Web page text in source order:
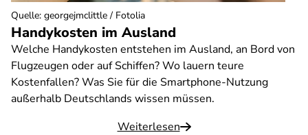
Handykosten im Ausland
Welche Handykosten entstehen im Ausland, an Bord von
Flugzeugen oder auf Schiffen? Wo lauern teure
Kostenfallen? Was Sie für die Smartphone-Nutzung
außerhalb Deutschlands wissen müssen.
Weiterlesen
Quelle: georgejmclittle / Fotolia